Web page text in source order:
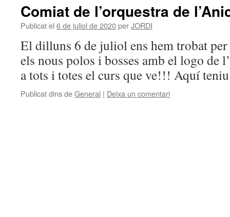
Comiat de l’orquestra de
Publicat el 6 de juliol de 2020perJORDI
El dilluns 6 de juliol ens hem trobat
els nous polos i bosses amb el logo de
a tots i totes el curs que ve!!! Aquí
Publicat dins deGeneral | Deixa un comentari